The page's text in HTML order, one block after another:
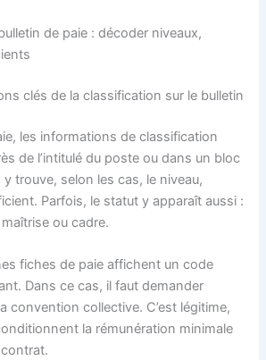
de paie : décoder niveaux,
clés de la classification sur le bulletin
les informations de classification
de l’intitulé du poste ou dans un bloc
trouve, selon les cas, le niveau,
Parfois, le statut y apparaît aussi :
ou cadre.
fiches de paie affichent un code
Dans ce cas, il faut demander
convention collective. C’est légitime,
la rémunération minimale